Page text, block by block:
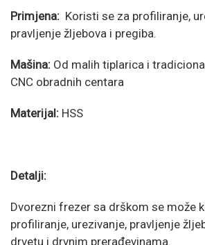
Primjena: Koristi se za profiliranje,
pravljenje žljebova i pregiba.
Mašina: Od malih tiplarica i
CNC obradnih centara
Materijal: HSS
Detalji:
Dvorezni frezer sa drškom se može
profiliranje, urezivanje, pravljenje
drvetu i drvnim prerađevinama.